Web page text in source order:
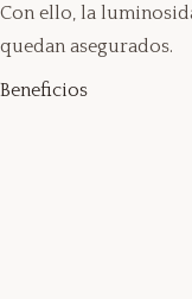
Con ello, la
quedan asegurados.
Beneficios